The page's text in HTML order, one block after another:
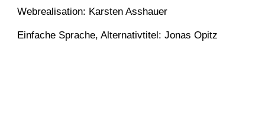
Webrealisation: Karsten Asshauer
Einfache Sprache, Alternativtitel: Jonas Opitz